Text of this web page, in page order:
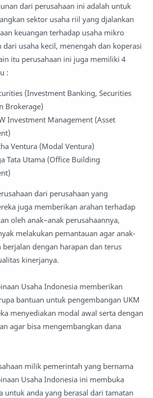
dari perusahaan ini adalah untuk
sektor usaha riil yang djalankan
keuangan terhadap usaha mikro
dari usaha kecil, menengah dan koperasi
itu perusahaan ini juga memiliki 4
:
(Investment Banking, Securities
Brokerage)
Investment Management (Asset
Ventura (Modal Ventura)
Tata Utama (Office Building
dari perusahaan yang
juga memberikan arahan terhadap
oleh anak–anak perusahaannya,
melakukan pemantauan agar anak-
berjalan dengan harapan dan terus
kinerjanya.
Usaha Indonesia memberikan
bantuan untuk pengembangan UKM
menyediakan modal awal serta dengan
agar bisa mengembangkan dana
milik pemerintah yang bernama
Usaha Indonesia ini membuka
untuk anda yang berasal dari tamatan